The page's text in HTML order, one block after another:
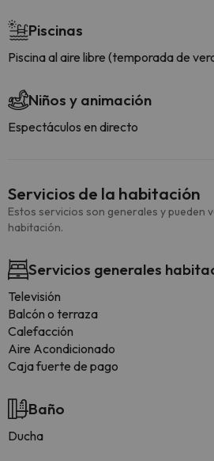
Piscinas
Piscina al aire libre (temporada de
Niños y animación
Espectáculos en directo
Servicios de la habitación
Estos servicios son generales y pueden
habitación.
Servicios generales
Televisión
Balcón o terraza
Calefacción
Aire Acondicionado
Caja fuerte de pago
Baño
Ducha